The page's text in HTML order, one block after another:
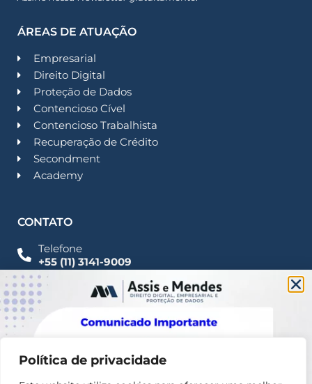
Política de privacidade
ÁREAS DE ATUAÇÃO
Empresarial
Direito Digital
Proteção de Dados
Contencioso Cível
Contencioso Trabalhista
Recuperação de Crédito
Secondment
Academy
CONTATO
Telefone
+55 (11) 3141-9009
Imprensa
Fale Conosco
contato@assisemendes.com.br
Alameda Santos, 1165 Paulista - CEP 01419-001 -
SP